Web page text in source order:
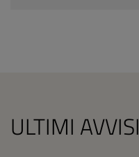
ULTIMI AVVISI